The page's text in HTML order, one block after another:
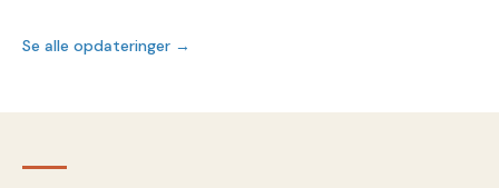
Se alle opdateringer →